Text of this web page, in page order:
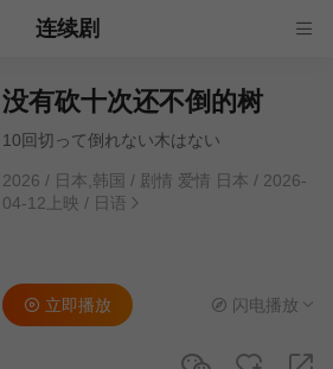
连续剧
没有砍十次还不倒的树
10回切って倒れない木はない
2026 / 日本,韩国 / 剧情 爱情 日本 / 2026-
04-12上映 / 日语
立即播放 闪电播放